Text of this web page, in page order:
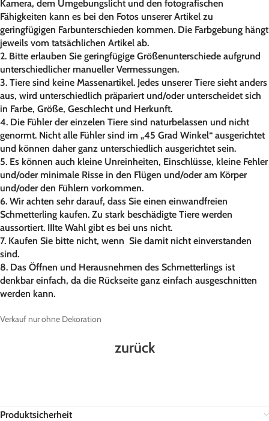
Kamera, dem Umgebungslicht und den fotografischen
Fähigkeiten kann es bei den Fotos unserer Artikel zu
geringfügigen Farbunterschieden kommen. Die Farbgebung hängt
jeweils vom tatsächlichen Artikel ab.
2. Bitte erlauben Sie geringfügige Größenunterschiede aufgrund
unterschiedlicher manueller Vermessungen.
3. Tiere sind keine Massenartikel. Jedes unserer Tiere sieht anders
aus, wird unterschiedlich präpariert und/oder unterscheidet sich
in Farbe, Größe, Geschlecht und Herkunft.
4. Die Fühler der einzelen Tiere sind naturbelassen und nicht
genormt. Nicht alle Fühler sind im „45 Grad Winkel“ ausgerichtet
und können daher ganz unterschiedlich ausgerichtet sein.
5. Es können auch kleine Unreinheiten, Einschlüsse, kleine Fehler
und/oder minimale Risse in den Flügen und/oder am Körper
und/oder den Fühlern vorkommen.
6. Wir achten sehr darauf, dass Sie einen einwandfreien
Schmetterling kaufen. Zu stark beschädigte Tiere werden
aussortiert. IIIte Wahl gibt es bei uns nicht.
7. Kaufen Sie bitte nicht, wenn Sie damit nicht einverstanden
sind.
8. Das Öffnen und Herausnehmen des Schmetterlings ist
denkbar einfach, da die Rückseite ganz einfach ausgeschnitten
werden kann.
Verkauf nur ohne Dekoration
zurück
Produktsicherheit